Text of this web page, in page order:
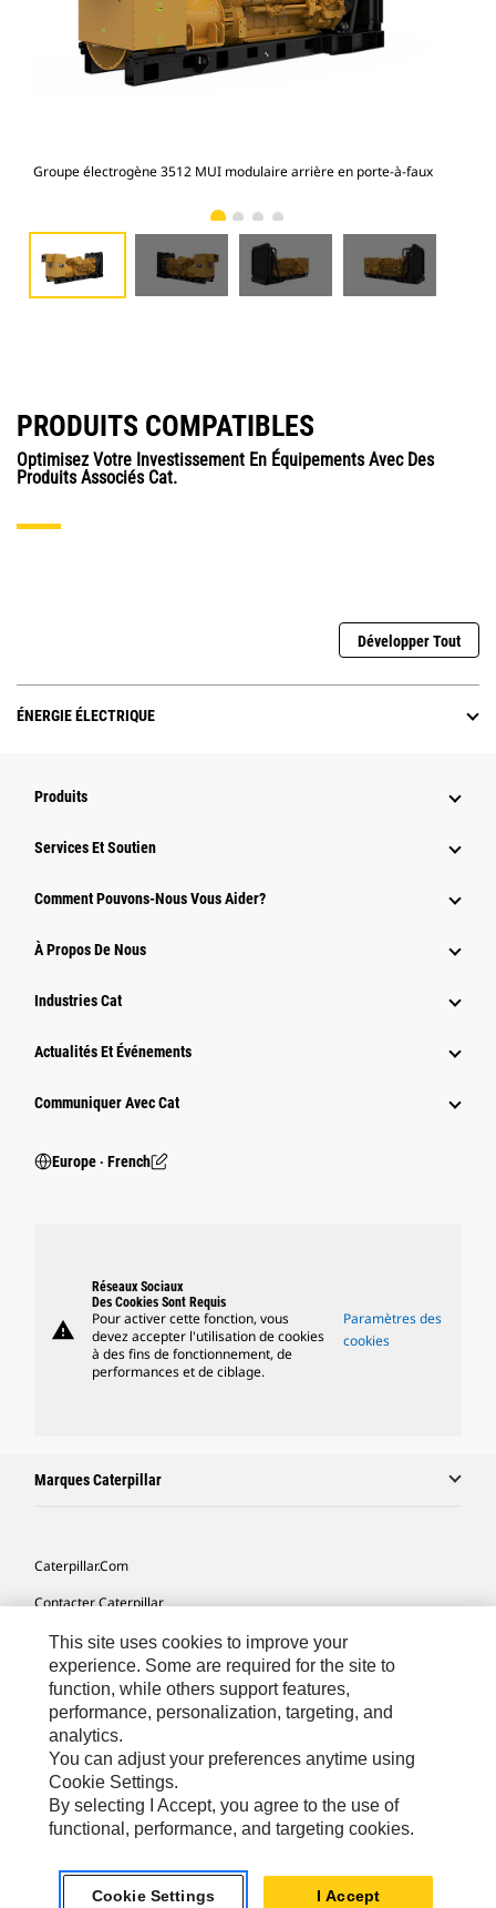
Groupe électrogène 3512 MUI modulaire arrière en porte-à-faux
PRODUITS COMPATIBLES
Optimisez Votre Investissement En Équipements Avec Des
Produits Associés Cat.
Développer Tout
ÉNERGIE ÉLECTRIQUE
Produits
Services Et Soutien
Comment Pouvons-Nous Vous Aider?
À Propos De Nous
Industries Cat
Actualités Et Événements
Communiquer Avec Cat
Europe ‧ French
warning
Réseaux Sociaux
Des Cookies Sont Requis
Pour activer cette fonction, vous
devez accepter l'utilisation de cookies
à des fins de fonctionnement, de
performances et de ciblage.
Paramètres des
cookies
Marques Caterpillar
Caterpillar.com
Contacter Caterpillar
Mes Préférences Marketing
Plan Du Site
Cookie Settings
Légales
Confidentialité
Europe - Français© 2026 Caterpillar. Tous droits réservés.
This site uses cookies to improve your
experience. Some are required for the site to
function, while others support features,
performance, personalization, targeting, and
analytics.
You can adjust your preferences anytime using
Cookie Settings.
By selecting I Accept, you agree to the use of
functional, performance, and targeting cookies.
Cookie Settings I Accept